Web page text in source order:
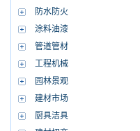
防水防火
涂料油漆
管道管材
工程机械
园林景观
建材市场
厨具洁具